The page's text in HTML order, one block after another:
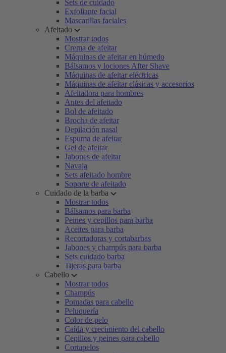
Sets de cuidado
Exfoliante facial
Mascarillas faciales
Afeitado
Mostrar todos
Crema de afeitar
Máquinas de afeitar en húmedo
Bálsamos y lociones After Shave
Máquinas de afeitar eléctricas
Máquinas de afeitar clásicas y accesorios
Afeitadora para hombres
Antes del afeitado
Bol de afeitado
Brocha de afeitar
Depilación nasal
Espuma de afeitar
Gel de afeitar
Jabones de afeitar
Navaja
Sets afeitado hombre
Soporte de afeitado
Cuidado de la barba
Mostrar todos
Bálsamos para barba
Peines y cepillos para barba
Aceites para barba
Recortadoras y cortabarbas
Jabones y champús para barba
Sets cuidado barba
Tijeras para barba
Cabello
Mostrar todos
Champús
Pomadas para cabello
Peluquería
Color de pelo
Caída y crecimiento del cabello
Cepillos y peines para cabello
Cortapelos